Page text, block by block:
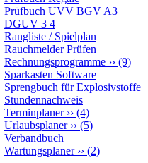
Prüfbuch UVV BGV A3
DGUV 3 4
Rangliste / Spielplan
Rauchmelder Prüfen
Rechnungsprogramme ›› (9)
Sparkasten Software
Sprengbuch für Explosivstoffe
Stundennachweis
Terminplaner›› (4)
Urlaubsplaner›› (5)
Verbandbuch
Wartungsplaner›› (2)